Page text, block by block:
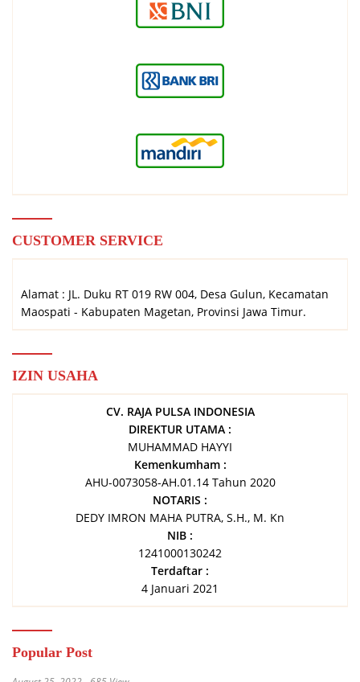
CUSTOMER SERVICE
Alamat : JL. Duku RT 019 RW 004, Desa Gulun, Kecamatan
Maospati - Kabupaten Magetan, Provinsi Jawa Timur.
IZIN USAHA
CV. RAJA PULSA INDONESIA
DIREKTUR UTAMA :
MUHAMMAD HAYYI
Kemenkumham :
AHU-0073058-AH.01.14 Tahun 2020
NOTARIS :
DEDY IMRON MAHA PUTRA, S.H., M. Kn
NIB :
1241000130242
Terdaftar :
4 Januari 2021
Popular Post